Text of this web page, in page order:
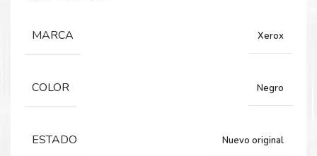
C7030
MARCA Xerox
COLOR Negro
ESTADO Nuevo original